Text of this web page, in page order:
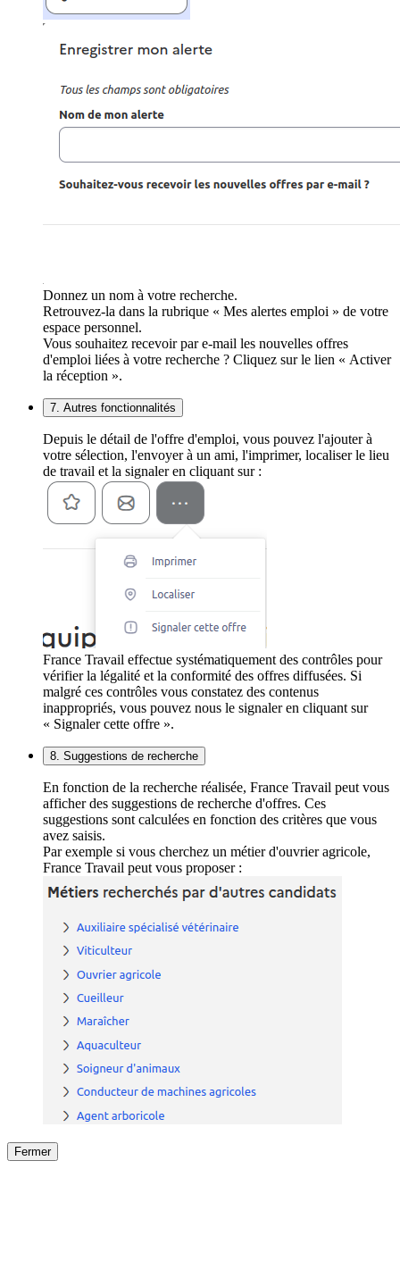
Donnez un nom à votre recherche.
Retrouvez-la dans la rubrique « Mes alertes emploi » de votre
espace personnel.
Vous souhaitez recevoir par e-mail les nouvelles offres
d'emploi liées à votre recherche ? Cliquez sur le lien « Activer
la réception ».
7. Autres fonctionnalités
Depuis le détail de l'offre d'emploi, vous pouvez l'ajouter à
votre sélection, l'envoyer à un ami, l'imprimer, localiser le lieu
de travail et la signaler en cliquant sur :
France Travail effectue systématiquement des contrôles pour
vérifier la légalité et la conformité des offres diffusées. Si
malgré ces contrôles vous constatez des contenus
inappropriés, vous pouvez nous le signaler en cliquant sur
« Signaler cette offre ».
8. Suggestions de recherche
En fonction de la recherche réalisée, France Travail peut vous
afficher des suggestions de recherche d'offres. Ces
suggestions sont calculées en fonction des critères que vous
avez saisis.
Par exemple si vous cherchez un métier d'ouvrier agricole,
France Travail peut vous proposer :
Fermer